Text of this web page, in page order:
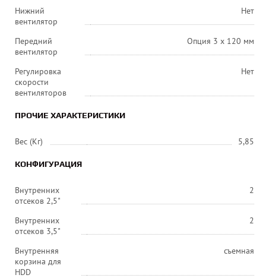
Нижний
вентилятор
Нет
Передний
вентилятор
Опция 3 х 120 мм
Регулировка
скорости
вентиляторов
Нет
ПРОЧИЕ ХАРАКТЕРИСТИКИ
Вес (Кг) 5,85
КОНФИГУРАЦИЯ
Внутренних
отсеков 2,5"
2
Внутренних
отсеков 3,5"
2
Внутренняя
корзина для
HDD
съемная